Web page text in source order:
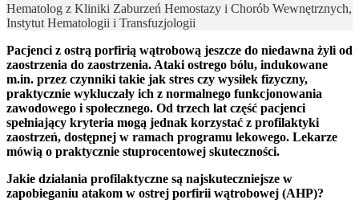
Hematolog z Kliniki Zaburzeń Hemostazy i Chorób Wewnętrznych,
Instytut Hematologii i Transfuzjologii
Pacjenci z ostrą porfirią wątrobową jeszcze do niedawna żyli od
zaostrzenia do zaostrzenia. Ataki ostrego bólu, indukowane
m.in. przez czynniki takie jak stres czy wysiłek fizyczny,
praktycznie wykluczały ich z normalnego funkcjonowania
zawodowego i społecznego. Od trzech lat część pacjenci
spełniający kryteria mogą jednak korzystać z profilaktyki
zaostrzeń, dostępnej w ramach programu lekowego. Lekarze
mówią o praktycznie stuprocentowej skuteczności.
Jakie działania profilaktyczne są najskuteczniejsze w
zapobieganiu atakom w ostrej porfirii wątrobowej (AHP)?